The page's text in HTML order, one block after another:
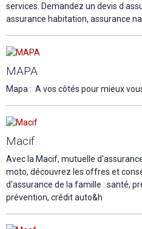
services. Demandez un devis d
assurance habitation, assurance
MAPA
Mapa : A vos côtés pour mieux
Macif
Avec la Macif, mutuelle
moto, découvrez les offres et
d'assurance de la famille : santé,
prévention, crédit auto&h